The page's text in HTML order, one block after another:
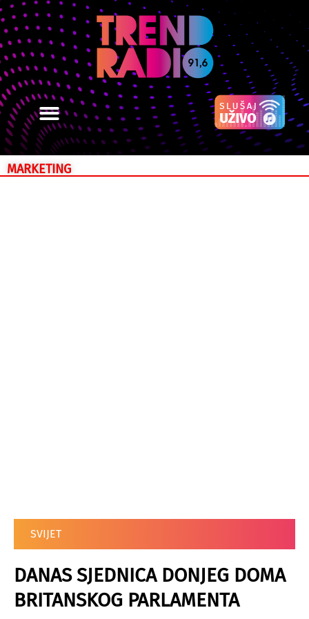
MARKETING
SVIJET
DANAS SJEDNICA DONJEG DOMA
BRITANSKOG PARLAMENTA